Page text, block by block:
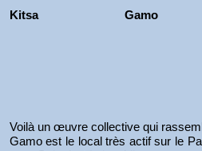
Kitsa Gamo
Voilà un œuvre collective qui
Gamo est le local très actif sur le